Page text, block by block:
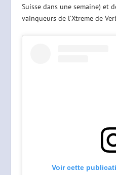
Suisse dans une semaine) et
vainqueurs de l’Xtreme de
Voir cette